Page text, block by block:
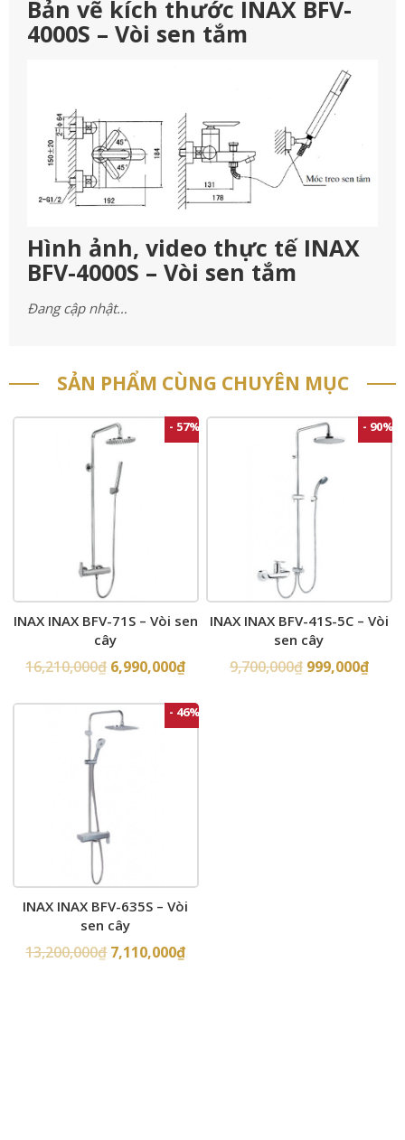
Bản vẽ kích thước INAX BFV-
4000S – Vòi sen tắm
Hình ảnh, video thực tế INAX
BFV-4000S – Vòi sen tắm
Đang cập nhật…
SẢN PHẨM CÙNG CHUYÊN MỤC
- 57%
INAX INAX BFV-71S – Vòi sen
cây
16,210,000₫ 6,990,000₫
- 90%
INAX INAX BFV-41S-5C – Vòi
sen cây
9,700,000₫ 999,000₫
- 46%
INAX INAX BFV-635S – Vòi
sen cây
13,200,000₫ 7,110,000₫